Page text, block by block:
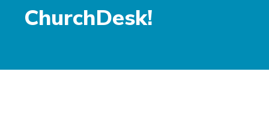
ChurchDesk!